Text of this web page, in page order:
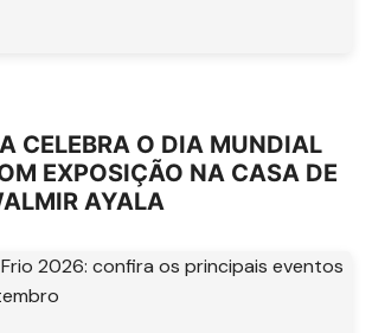
CELEBRA O DIA MUNDIAL
EXPOSIÇÃO NA CASA DE
AYALA